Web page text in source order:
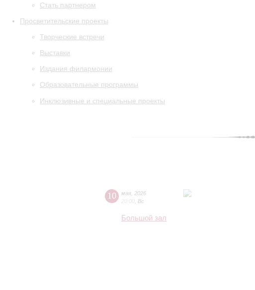
Стать партнером
Просветительские проекты
Творческие встречи
Выставки
Издания филармонии
Образовательные программы
Инклюзивные и специальные проекты
10 мая 2026
20:00 Вс
Большой зал